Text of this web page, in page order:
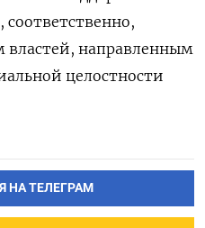
соответственно,
властей, направленным
целостности
НА ТЕЛЕГРАМ